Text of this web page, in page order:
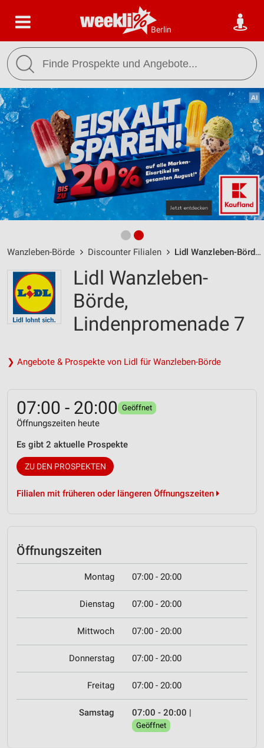
Berlin
Wanzleben-Börde Discounter Filialen Lidl Wanzleben-Börde / Lindenpromenade 7 - Öffnungszeiten & Adresse
Lidl Wanzleben-
Börde,
Lindenpromenade 7
❯ Angebote & Prospekte von Lidl für Wanzleben-Börde
07:00 - 20:00 Geöffnet
Öffnungszeiten heute
Es gibt 2 aktuelle Prospekte
ZU DEN PROSPEKTEN
Filialen mit früheren oder längeren Öffnungszeiten
Öffnungszeiten
Montag 07:00 - 20:00
Dienstag 07:00 - 20:00
Mittwoch 07:00 - 20:00
Donnerstag 07:00 - 20:00
Freitag 07:00 - 20:00
Samstag 07:00 - 20:00 |
Geöffnet